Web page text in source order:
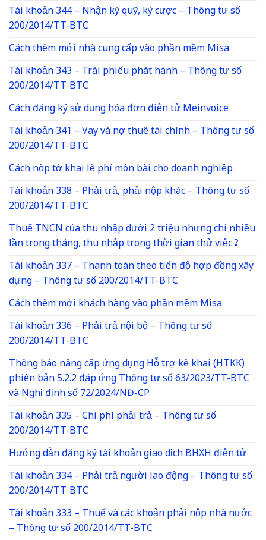
Tài khoản 344 – Nhận ký quỹ, ký cược – Thông tư số
200/2014/TT-BTC
Cách thêm mới nhà cung cấp vào phần mềm Misa
Tài khoản 343 – Trái phiếu phát hành – Thông tư số
200/2014/TT-BTC
Cách đăng ký sử dụng hóa đơn điện tử Meinvoice
Tài khoản 341 – Vay và nợ thuê tài chính – Thông tư số
200/2014/TT-BTC
Cách nộp tờ khai lệ phí môn bài cho doanh nghiệp
Tài khoản 338 – Phải trả, phải nộp khác – Thông tư số
200/2014/TT-BTC
Thuế TNCN của thu nhập dưới 2 triệu nhưng chi nhiều
lần trong tháng, thu nhập trong thời gian thử việc ?
Tài khoản 337 – Thanh toán theo tiến độ hợp đồng xây
dựng – Thông tư số 200/2014/TT-BTC
Cách thêm mới khách hàng vào phần mềm Misa
Tài khoản 336 – Phải trả nội bộ – Thông tư số
200/2014/TT-BTC
Thông báo nâng cấp ứng dụng Hỗ trợ kê khai (HTKK)
phiên bản 5.2.2 đáp ứng Thông tư số 63/2023/TT-BTC
và Nghị định số 72/2024/NĐ-CP
Tài khoản 335 – Chi phí phải trả – Thông tư số
200/2014/TT-BTC
Hướng dẫn đăng ký tài khoản giao dịch BHXH điện tử
Tài khoản 334 – Phải trả người lao động – Thông tư số
200/2014/TT-BTC
Tài khoản 333 – Thuế và các khoản phải nộp nhà nước
– Thông tư số 200/2014/TT-BTC